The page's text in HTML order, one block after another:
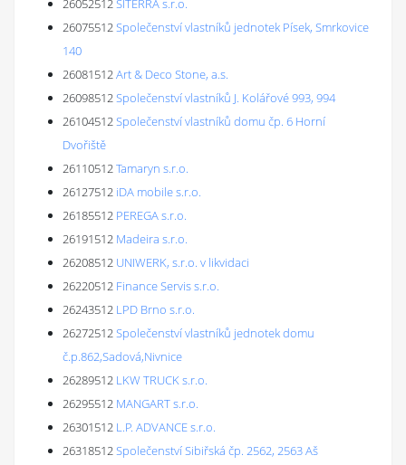
26052512SITERRA s.r.o.
26075512Společenství vlastníků jednotek Písek, Smrkovice
140
26081512Art & Deco Stone, a.s.
26098512Společenství vlastníků J. Kolářové 993, 994
26104512Společenství vlastníků domu čp. 6 Horní
Dvořiště
26110512Tamaryn s.r.o.
26127512 iDA mobile s.r.o.
26185512 PEREGA s.r.o.
26191512 Madeira s.r.o.
26208512 UNIWERK, s.r.o. v likvidaci
26220512 Finance Servis s.r.o.
26243512 LPD Brno s.r.o.
26272512Společenství vlastníků jednotek domu
č.p.862,Sadová,Nivnice
26289512 LKW TRUCK s.r.o.
26295512 MANGART s.r.o.
26301512 L.P. ADVANCE s.r.o.
26318512Společenství Sibiřská čp. 2562, 2563 Aš